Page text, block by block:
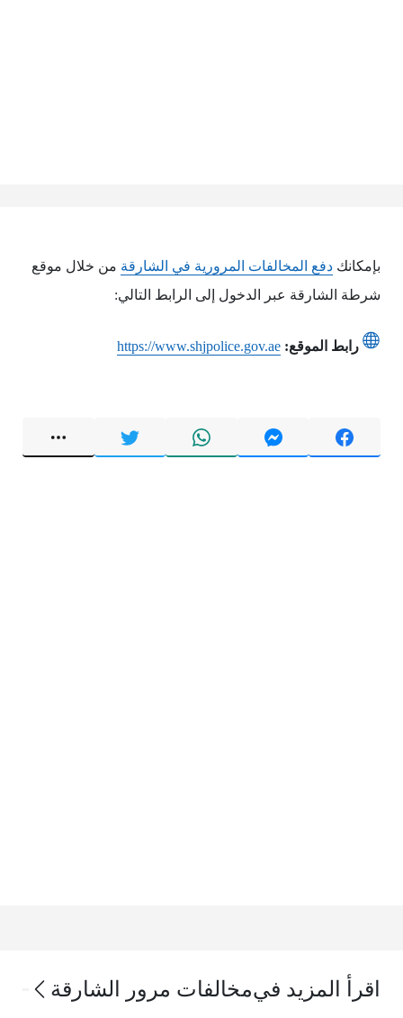
بإمكانك دفع المخالفات المرورية في الشارقة من خلال موقع
شرطة الشارقة عبر الدخول إلى الرابط التالي:
رابط الموقع: https://www.shjpolice.gov.ae
اقرأ المزيد فيمخالفات مرور الشارقة